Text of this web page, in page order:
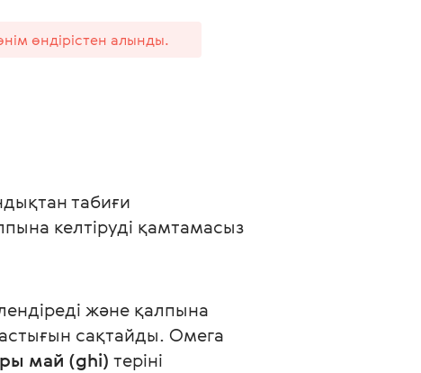
өндірістен алынды.
табиғи
келтіруді қамтамасыз
және қалпына
сақтайды. Омега
май (ghi) теріні